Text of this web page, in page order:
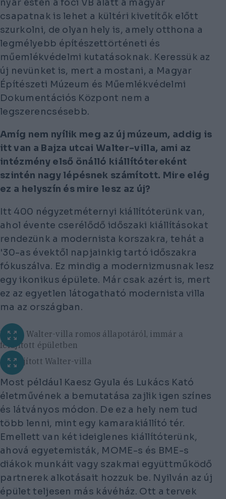
nyár estén a foci VB alatt a magyar
csapatnak is lehet a kültéri kivetítők előtt
szurkolni, de olyan hely is, amely otthona a
legmélyebb építészettörténeti és
műemlékvédelmi kutatásoknak. Keressük az
új nevünket is, mert a mostani, a Magyar
Építészeti Múzeum és Műemlékvédelmi
Dokumentációs Központ nem a
legszerencsésebb.
Amíg nem nyílik meg az új múzeum, addig is
itt van a Bajza utcai Walter-villa, ami az
intézmény első önálló kiállítótereként
szintén nagy lépésnek számított. Mire elég
ez a helyszín és mire lesz az új?
Itt 400 négyzetméternyi kiállítóterünk van,
ahol évente cserélődő időszaki kiállításokat
rendezünk a modernista korszakra, tehát a
'30-as évektől napjainkig tartó időszakra
fókuszálva. Ez mindig a modernizmusnak lesz
egy ikonikus épülete. Már csak azért is, mert
ez az egyetlen látogatható modernista villa
ma az országban.
Fotó a Walter-villa romos állapotáról, immár a
felújított épületben
A felújított Walter-villa
Most például Kaesz Gyula és Lukács Kató
életművének a bemutatása zajlik igen színes
és látványos módon. De ez a hely nem tud
több lenni, mint egy kamarakiállító tér.
Emellett van két ideiglenes kiállítóterünk,
ahová egyetemisták, MOME-s és BME-s
diákok munkáit vagy szakmai együttműködő
partnerek alkotásait hozzuk be. Nyilván az új
épület teljesen más kávéház. Ott a tervek